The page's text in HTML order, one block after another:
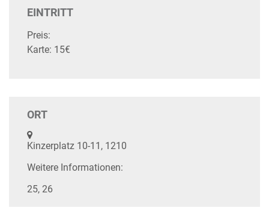
EINTRITT
Preis:
Karte: 15€
ORT
Kinzerplatz 10-11, 1210
Weitere Informationen:
25, 26